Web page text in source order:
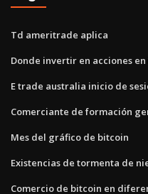
Td ameritrade aplica
Donde invertir en acciones
E trade australia inicio de
Comerciante de formación
Mes del gráfico de bitcoin
Existencias de tormenta de
Comercio de bitcoin en